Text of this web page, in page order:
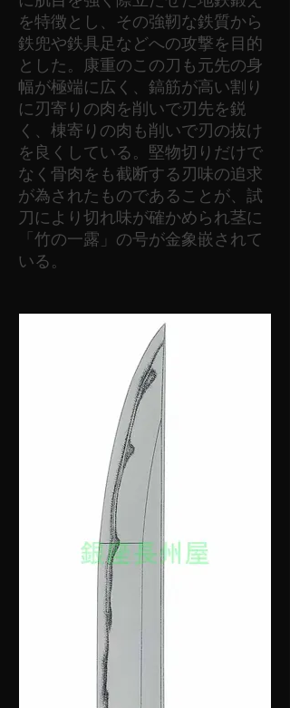
を特徴とし、その強靭な鉄質から
鉄兜や鉄具足などへの攻撃を目的
とした。康重のこの刀も元先の身
幅が極端に広く、鎬筋が高い割り
に刃寄りの肉を削いで刃先を鋭
く、棟寄りの肉も削いで刃の抜け
を良くしている。堅物切りだけで
なく骨肉をも截断する刃味の追求
が為されたものであることが、試
刀により切れ味が確かめられ茎に
「竹の一露」の号が金象嵌されて
いる。